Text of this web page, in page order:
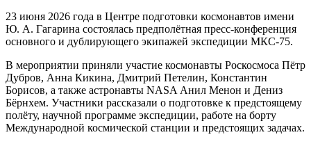
23 июня 2026 года в Центре подготовки космонавтов имени
Ю. А. Гагарина состоялась предполётная пресс-конференция
основного и дублирующего экипажей экспедиции МКС-75.
В мероприятии приняли участие космонавты Роскосмоса Пётр
Дубров, Анна Кикина, Дмитрий Петелин, Константин
Борисов, а также астронавты NASA Анил Менон и Дениз
Бёрнхем. Участники рассказали о подготовке к предстоящему
полёту, научной программе экспедиции, работе на борту
Международной космической станции и предстоящих задачах.